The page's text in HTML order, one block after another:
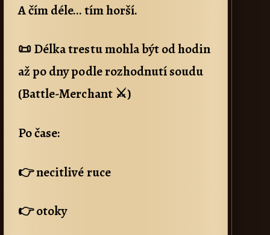
A čím déle… tím horší.
📜 Délka trestu mohla být od hodin
až po dny podle rozhodnutí soudu
(Battle-Merchant ⚔)
Po čase:
👉 necitlivé ruce
👉 otoky